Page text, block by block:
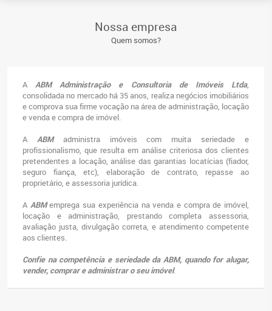
Nossa empresa
Quem somos?
A ABM Administração e Consultoria de Imóveis Ltda,
consolidada no mercado há 35 anos, realiza negócios imobiliários
e comprova sua firme vocação na área de administração, locação
e venda e compra de imóvel.
A ABMadministra imóveis com muita seriedade e
profissionalismo, que resulta em análise criteriosa dos clientes
pretendentes a locação, análise das garantias locatícias (fiador,
seguro fiança, etc), elaboração de contrato, repasse ao
proprietário, e assessoria jurídica.
A ABMemprega sua experiência na venda e compra de imóvel,
locação e administração, prestando completa assessoria,
avaliação justa, divulgação correta, e atendimento competente
aos clientes.
Confie na competência e seriedade da ABM, quando for alugar,
vender, comprar e administrar o seu imóvel.